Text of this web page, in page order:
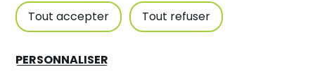
Tout accepter Tout refuser
PERSONNALISER
Mis à jour le 13 Août 2024